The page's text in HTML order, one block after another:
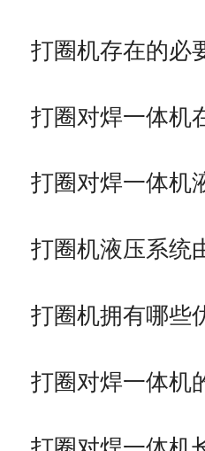
打圈机存在的必
打圈对焊一体机
打圈对焊一体机
打圈机液压系统
打圈机拥有哪些
打圈对焊一体机